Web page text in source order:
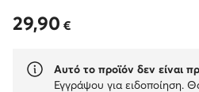
29,90 €
29,90 €
Αυτό το προϊόν δεν είναι
Εγγράψου για ειδοποίηση.